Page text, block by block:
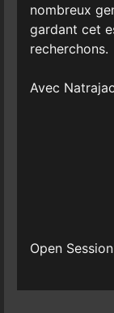
nombreux
gardant cet
recherchons.
Avec
Open